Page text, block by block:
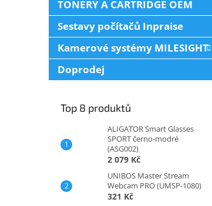
TONERY A CARTRIDGE OEM
Sestavy počítačů Inpraise
Kamerové systémy MILESIGHT
Doprodej
Top 8 produktů
ALIGATOR Smart Glasses
SPORT černo-modré
(ASG002)
2 079 Kč
UNIBOS Master Stream
Webcam PRO (UMSP-1080)
321 Kč